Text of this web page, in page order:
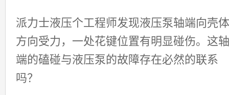
派力士液压个工程师发现液压泵轴端向壳体
方向受力，一处花键位置有明显碰伤。这轴
端的磕碰与液压泵的故障存在必然的联系
吗？